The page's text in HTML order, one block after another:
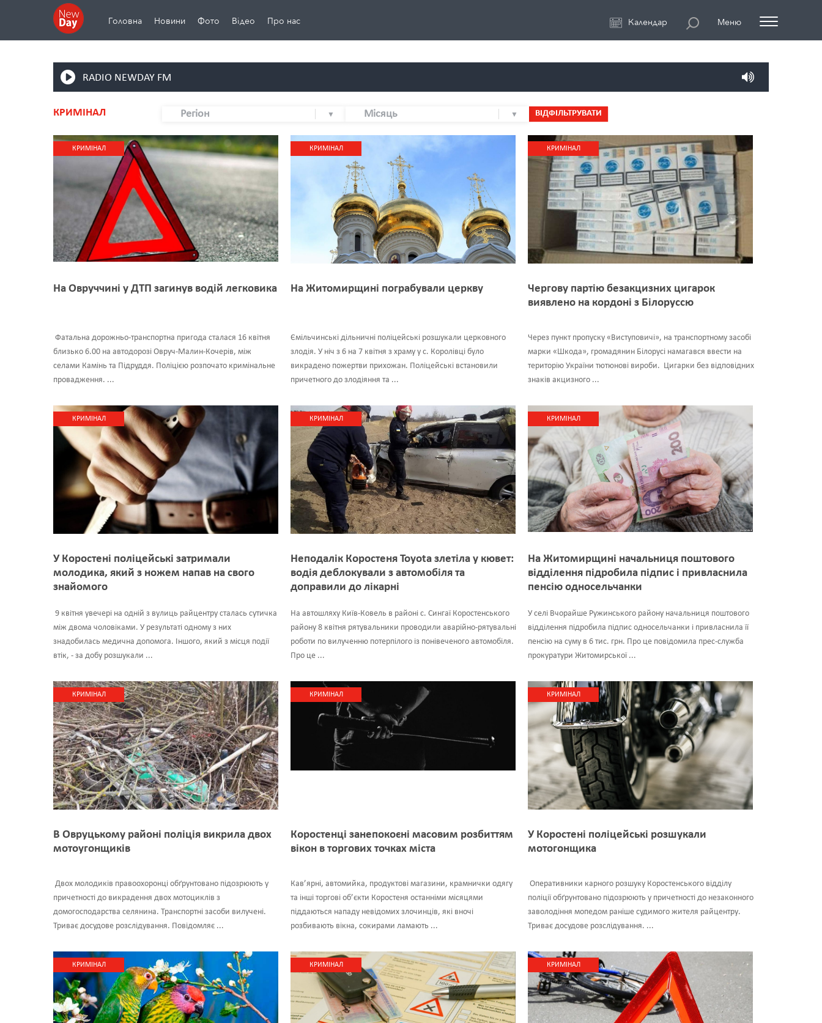
Головна Новини Фото Відео Про нас Календар Меню
RADIO NEWDAY FM
КРИМІНАЛ Регіон Місяць ВІДФІЛЬТРУВАТИ
КРИМІНАЛ
На Овруччині у ДТП загинув водій легковика
Фатальна дорожньо-транспортна пригода сталася 16 квітня
близько 6.00 на автодорозі Овруч-Малин-Кочерів, між
селами Камінь та Підруддя. Поліцією розпочато кримінальне
провадження. ...
КРИМІНАЛ
На Житомирщині пограбували церкву
Ємільчинські дільничні поліцейські розшукали церковного
злодія. У ніч з 6 на 7 квітня з храму у с. Королівці було
викрадено пожертви прихожан. Поліцейські встановили
причетного до злодіяння та ...
КРИМІНАЛ
Чергову партію безакцизних цигарок
виявлено на кордоні з Білоруссю
Через пункт пропуску «Виступовичі», на транспортному засобі
марки «Шкода», громадянин Білорусі намагався ввести на
територію України тютюнові вироби. Цигарки без відповідних
знаків акцизного ...
КРИМІНАЛ
У Коростені поліцейські затримали
молодика, який з ножем напав на свого
знайомого
9 квітня увечері на одній з вулиць райцентру сталась сутичка
між двома чоловіками. У результаті одному з них
знадобилась медична допомога. Іншого, який з місця події
втік, - за добу розшукали ...
КРИМІНАЛ
Неподалік Коростеня Toyota злетіла у кювет:
водія деблокували з автомобіля та
доправили до лікарні
На автошляху Київ-Ковель в районі с. Сингаї Коростенського
району 8 квітня рятувальники проводили аварійно-рятувальні
роботи по вилученню потерпілого із понівеченого автомобіля.
Про це ...
КРИМІНАЛ
На Житомирщині начальниця поштового
відділення підробила підпис і привласнила
пенсію односельчанки
У селі Вчорайше Ружинського району начальниця поштового
відділення підробила підпис односельчанки і привласнила її
пенсію на суму в 6 тис. грн. Про це повідомила прес-служба
прокуратури Житомирської ...
КРИМІНАЛ
В Овруцькому районі поліція викрила двох
мотоугонщиків
Двох молодиків правоохоронці обґрунтовано підозрюють у
причетності до викрадення двох мотоциклів з
домогосподарства селянина. Транспортні засоби вилучені.
Триває досудове розслідування. Повідомляє ...
КРИМІНАЛ
Коростенці занепокоєні масовим розбиттям
вікон в торгових точках міста
Кав’ярні, автомийка, продуктові магазини, крамнички одягу
та інші торгові об’єкти Коростеня останніми місяцями
піддаються нападу невідомих злочинців, які вночі
розбивають вікна, сокирами ламають ...
КРИМІНАЛ
У Коростені поліцейські розшукали
мотогонщика
Оперативники карного розшуку Коростенського відділу
поліції обґрунтовано підозрюють у причетності до незаконного
заволодіння мопедом раніше судимого жителя райцентру.
Триває досудове розслідування. ...
КРИМІНАЛ КРИМІНАЛ КРИМІНАЛ